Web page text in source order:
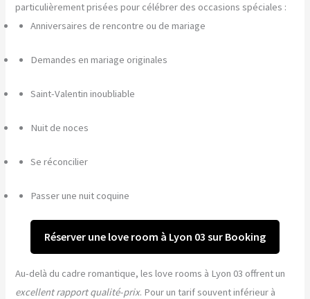
particulièrement prisées pour célébrer des occasions spéciales :
Anniversaires de rencontre ou de mariage
Demandes en mariage originales
Saint-Valentin inoubliable
Nuit de noces
Se réconcilier
Passer une nuit coquine
Réserver une love room à Lyon 03 sur Booking
Au-delà du cadre romantique, les love rooms à Lyon 03 offrent un
excellent rapport qualité-prix. Pour un tarif souvent inférieur à